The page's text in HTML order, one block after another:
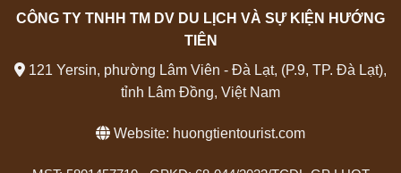
CÔNG TY TNHH TM DV DU LỊCH VÀ SỰ KIỆN HƯỚNG
TIÊN
121 Yersin, phường Lâm Viên - Đà Lạt, (P.9, TP. Đà Lạt),
tỉnh Lâm Đồng, Việt Nam
Website: huongtientourist.com